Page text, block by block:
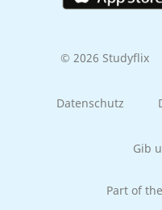
© 2026 Studyflix
Datenschutz
Gib
Part of the